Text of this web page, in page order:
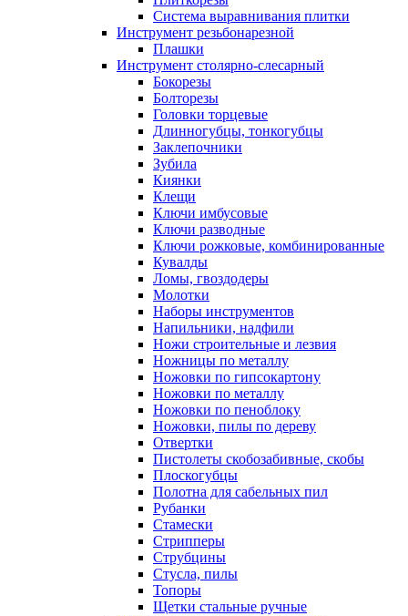
Система выравнивания плитки
Инструмент резьбонарезной
Плашки
Инструмент столярно-слесарный
Бокорезы
Болторезы
Головки торцевые
Длинногубцы, тонкогубцы
Заклепочники
Зубила
Киянки
Клещи
Ключи имбусовые
Ключи разводные
Ключи рожковые, комбинированные
Кувалды
Ломы, гвоздодеры
Молотки
Наборы инструментов
Напильники, надфили
Ножи строительные и лезвия
Ножницы по металлу
Ножовки по гипсокартону
Ножовки по металлу
Ножовки по пеноблоку
Ножовки, пилы по дереву
Отвертки
Пистолеты скобозабивные, скобы
Плоскогубцы
Полотна для сабельных пил
Рубанки
Стамески
Стрипперы
Струбцины
Стусла, пилы
Топоры
Щетки стальные ручные